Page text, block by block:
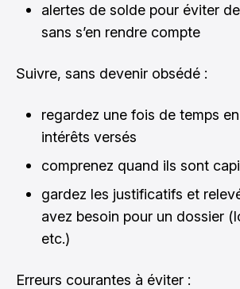
alertes de solde pour éviter
sans s’en rendre compte
Suivre, sans devenir obsédé :
regardez une fois de temps
intérêts versés
comprenez quand ils sont
gardez les justificatifs et
avez besoin pour un dossier
etc.)
Erreurs courantes à éviter :